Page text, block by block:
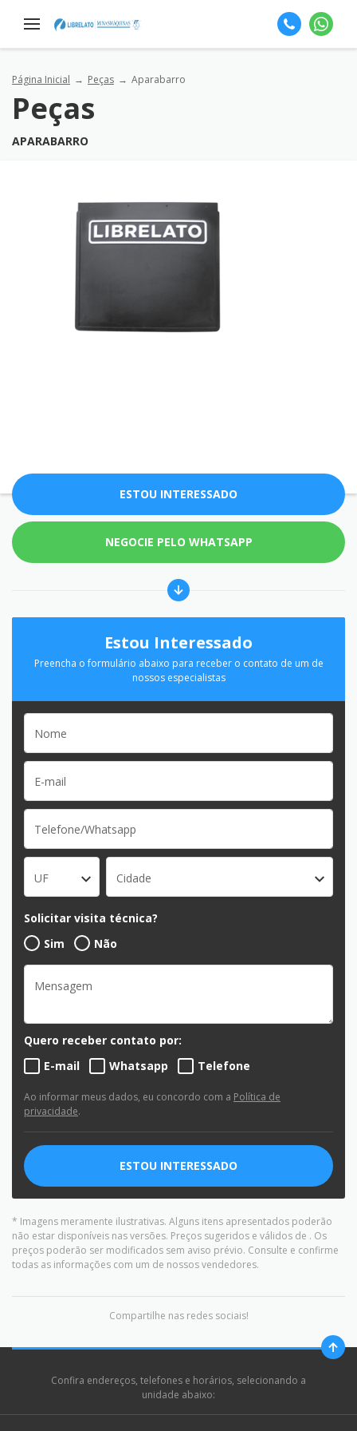
Página Inicial Peças Aparabarro
Peças
APARABARRO
ESTOU INTERESSADO
NEGOCIE PELO WHATSAPP
Estou Interessado
Preencha o formulário abaixo para receber o contato de um de
nossos especialistas
UF Cidade
Solicitar visita técnica?
Sim
Não
Quero receber contato por:
E-mail
Whatsapp Telefone
Ao informar meus dados, eu concordo com a Política de
privacidade.
ESTOU INTERESSADO
* Imagens meramente ilustrativas. Alguns itens apresentados poderão
não estar disponíveis nas versões. Preços sugeridos e válidos de . Os
preços poderão ser modificados sem aviso prévio. Consulte e confirme
todas as informações com um de nossos vendedores.
Compartilhe nas redes sociais!
Confira endereços, telefones e horários, selecionando a
unidade abaixo: